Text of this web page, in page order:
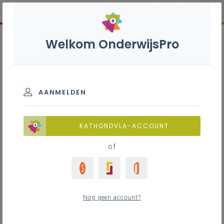
Inleiding
Welkom OnderwijsPro
AANMELDEN
KATHONDVLA-ACCOUNT
of
Nog geen account?